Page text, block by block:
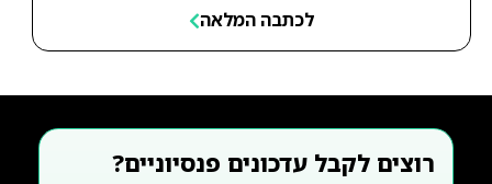
לכתבה המלאה
רוצים לקבל עדכונים פנסיוניים?